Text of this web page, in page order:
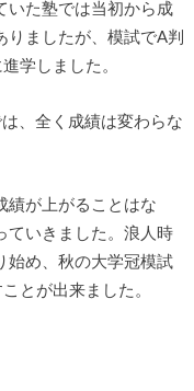
いた塾では当初から成
ましたが、模試でA判
学しました。
、全く成績は変わらな
績が上がることはな
ていきました。浪人時
始め、秋の大学冠模試
とが出来ました。